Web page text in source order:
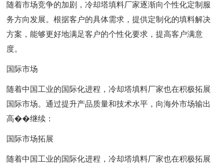
随着市场竞争的加剧，冷却塔填料厂家逐渐向个性化定制服
务方向发展。根据客户的具体需求，提供定制化的填料解决
方案，能够更好地满足客户的个性化要求，提高客户满意
度。
国际市场
随着中国工业的国际化进程，冷却塔填料厂家也在积极拓展
国际市场。通过提升产品质量和技术水平，向海外市场输出
高��继续：
国际市场拓展
随着中国工业的国际化进程，冷却塔填料厂家也在积极拓展